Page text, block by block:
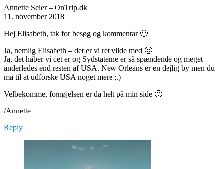
Annette Seier – OnTrip.dk
11. november 2018
Hej Elisabeth, tak for besøg og kommentar 🙂
Ja, nemlig Elisabeth – det er vi ret vilde med 🙂
Ja, det håber vi det er og Sydstaterne er så spændende og meget
anderledes end resten af USA. New Orleans er en dejlig by men du
må til at udforske USA noget mere ;.)
Velbekomme, fornøjelsen er da helt på min side 🙂
/Annette
Reply